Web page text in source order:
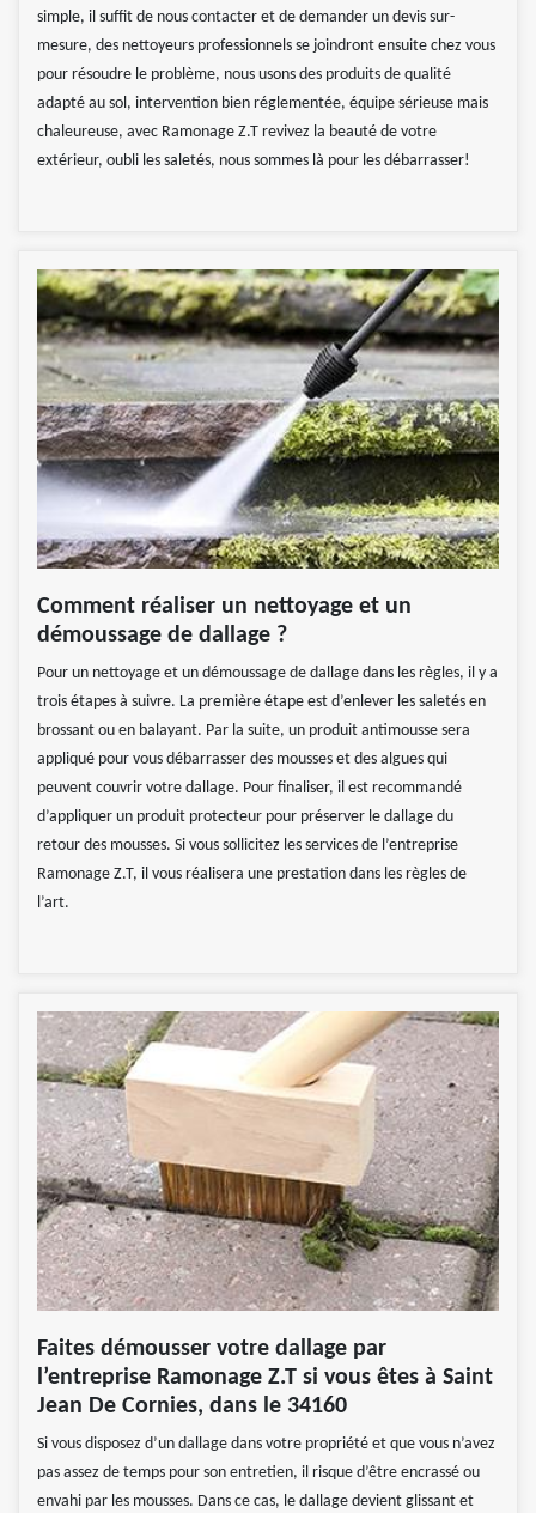
simple, il suffit de nous contacter et de demander un devis sur-
mesure, des nettoyeurs professionnels se joindront ensuite chez vous
pour résoudre le problème, nous usons des produits de qualité
adapté au sol, intervention bien réglementée, équipe sérieuse mais
chaleureuse, avec Ramonage Z.T revivez la beauté de votre
extérieur, oubli les saletés, nous sommes là pour les débarrasser!
Comment réaliser un nettoyage et un
démoussage de dallage ?
Pour un nettoyage et un démoussage de dallage dans les règles, il y a
trois étapes à suivre. La première étape est d’enlever les saletés en
brossant ou en balayant. Par la suite, un produit antimousse sera
appliqué pour vous débarrasser des mousses et des algues qui
peuvent couvrir votre dallage. Pour finaliser, il est recommandé
d’appliquer un produit protecteur pour préserver le dallage du
retour des mousses. Si vous sollicitez les services de l’entreprise
Ramonage Z.T, il vous réalisera une prestation dans les règles de
l’art.
Faites démousser votre dallage par
l’entreprise Ramonage Z.T si vous êtes à Saint
Jean De Cornies, dans le 34160
Si vous disposez d’un dallage dans votre propriété et que vous n’avez
pas assez de temps pour son entretien, il risque d’être encrassé ou
envahi par les mousses. Dans ce cas, le dallage devient glissant et